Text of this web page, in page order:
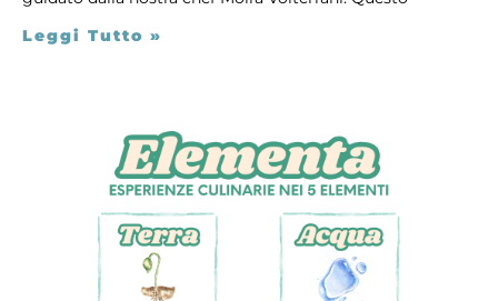
Leggi Tutto »